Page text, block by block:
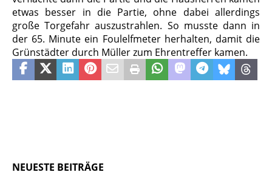
etwas besser in die Partie, ohne dabei allerdings
große Torgefahr auszustrahlen. So musste dann in
der 65. Minute ein Foulelfmeter herhalten, damit die
Grünstädter durch Müller zum Ehrentreffer kamen.
NEUESTE BEITRÄGE